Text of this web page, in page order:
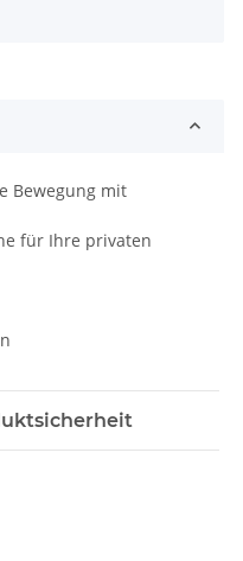
Bewegung mit
für Ihre privaten